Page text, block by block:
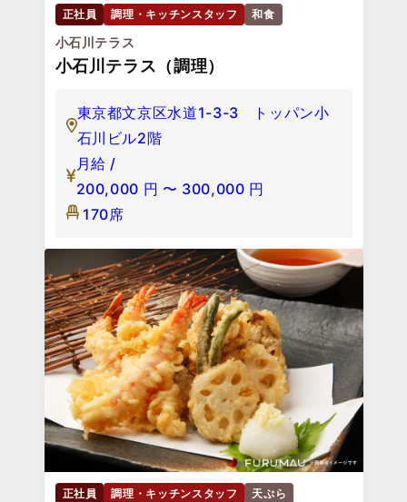
正社員 調理・キッチンスタッフ 和食
小石川テラス
小石川テラス（調理）
東京都文京区水道1-3-3 トッパン小
石川ビル2階
月給 /
200,000 円 〜 300,000 円
170席
正社員 調理・キッチンスタッフ 天ぷら